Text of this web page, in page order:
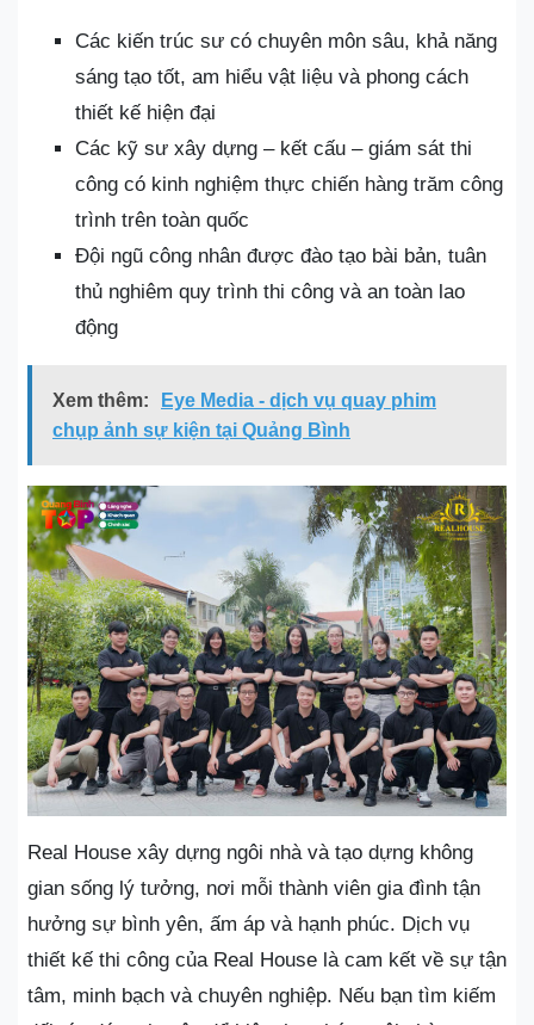
Các kiến trúc sư có chuyên môn sâu, khả năng
sáng tạo tốt, am hiểu vật liệu và phong cách
thiết kế hiện đại
Các kỹ sư xây dựng – kết cấu – giám sát thi
công có kinh nghiệm thực chiến hàng trăm công
trình trên toàn quốc
Đội ngũ công nhân được đào tạo bài bản, tuân
thủ nghiêm quy trình thi công và an toàn lao
động
Xem thêm:
Eye Media - dịch vụ quay phim
chụp ảnh sự kiện tại Quảng Bình
Real House xây dựng ngôi nhà và tạo dựng không
gian sống lý tưởng, nơi mỗi thành viên gia đình tận
hưởng sự bình yên, ấm áp và hạnh phúc. Dịch vụ
thiết kế thi công của Real House là cam kết về sự tận
tâm, minh bạch và chuyên nghiệp. Nếu bạn tìm kiếm